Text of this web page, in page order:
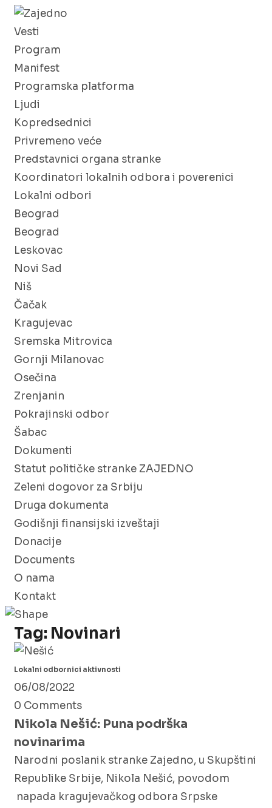
Vesti
Program
Manifest
Programska platforma
Ljudi
Kopredsednici
Privremeno veće
Predstavnici organa stranke
Koordinatori lokalnih odbora i poverenici
Lokalni odbori
Beograd
Beograd
Leskovac
Novi Sad
Niš
Čačak
Kragujevac
Sremska Mitrovica
Gornji Milanovac
Osečina
Zrenjanin
Pokrajinski odbor
Šabac
Dokumenti
Statut političke stranke ZAJEDNO
Zeleni dogovor za Srbiju
Druga dokumenta
Godišnji finansijski izveštaji
Donacije
Documents
O nama
Kontakt
Tag: Novinari
Lokalni odbornici aktivnosti
06/08/2022
0 Comments
Nikola Nešić: Puna podrška
novinarima
Narodni poslanik stranke Zajedno, u Skupštini
Republike Srbije, Nikola Nešić, povodom
napada kragujevačkog odbora Srpske